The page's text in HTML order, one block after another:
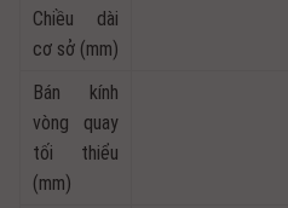
Chiều dài
cơ sở (mm)
Bán kính
vòng quay
tối thiểu
(mm)